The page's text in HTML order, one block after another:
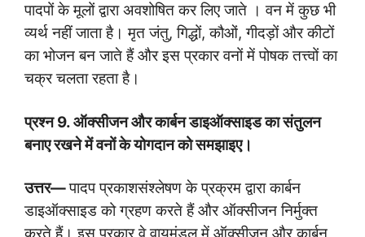
पादपों के मूलों द्वारा अवशोषित कर लिए जाते । वन में कुछ भी
व्यर्थ नहीं जाता है। मृत जंतु, गिद्धों, कौओं, गीदड़ों और कीटों
का भोजन बन जाते हैं और इस प्रकार वनों में पोषक तत्त्वों का
चक्र चलता रहता है।
प्रश्न9.ऑक्सीजन और कार्बन डाइऑक्साइड का संतुलन
बनाए रखने में वनों के योगदान को समझाइए।
उत्तर—पादप प्रकाशसंश्लेषण के प्रक्रम द्वारा कार्बन
डाइऑक्साइड को ग्रहण करते हैं और ऑक्सीजन निर्मुक्त